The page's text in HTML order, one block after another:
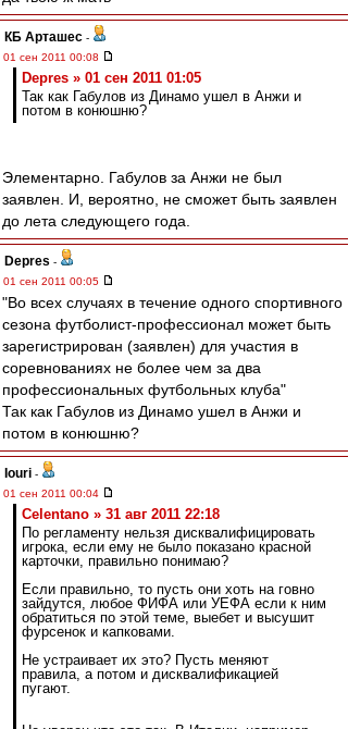
КБ Арташес -
01 сен 2011 00:08
Depres » 01 сен 2011 01:05
Так как Габулов из Динамо ушел в Анжи и
потом в конюшню?
Элементарно. Габулов за Анжи не был
заявлен. И, вероятно, не сможет быть заявлен
до лета следующего года.
Depres -
01 сен 2011 00:05
"Во всех случаях в течение одного спортивного
сезона футболист-профессионал может быть
зарегистрирован (заявлен) для участия в
соревнованиях не более чем за два
профессиональных футбольных клуба"
Так как Габулов из Динамо ушел в Анжи и
потом в конюшню?
Iouri -
01 сен 2011 00:04
Celentano » 31 авг 2011 22:18
По регламенту нельзя дисквалифицировать
игрока, если ему не было показано красной
карточки, правильно понимаю?
Если правильно, то пусть они хоть на говно
зайдутся, любое ФИФА или УЕФА если к ним
обратиться по этой теме, выебет и высушит
фурсенок и капковами.
Не устраивает их это? Пусть меняют
правила, а потом и дисквалификацией
пугают.